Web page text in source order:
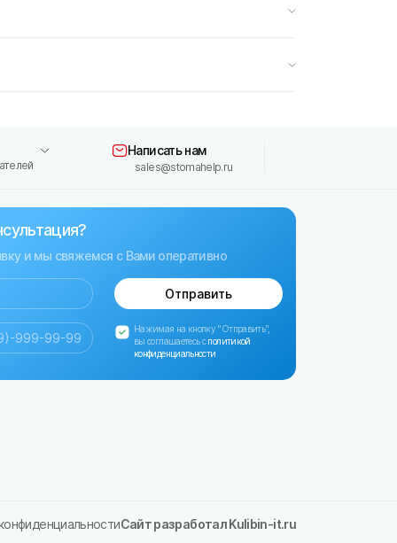
Написать нам
sales@stomahelp.ru
и мы свяжемся с Вами оперативно
Отправить
Нажимая на кнопку "Отправить",
вы соглашаетесь сполитикой
конфиденциальности
Сайт разработал Kulibin-it.ru